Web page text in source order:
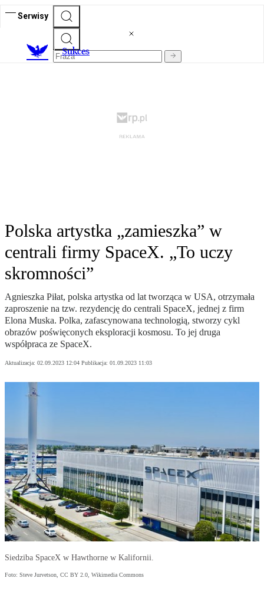
Serwisy
Sukces
Polska artystka „zamieszka” w
centrali firmy SpaceX. „To uczy
skromności”
Agnieszka Piłat, polska artystka od lat tworząca w USA, otrzymała
zaproszenie na tzw. rezydencję do centrali SpaceX, jednej z firm
Elona Muska. Polka, zafascynowana technologią, stworzy cykl
obrazów poświęconych eksploracji kosmosu. To jej druga
współpraca ze SpaceX.
Aktualizacja: 02.09.2023 12:04 Publikacja: 01.09.2023 11:03
Siedziba SpaceX w Hawthorne w Kalifornii.
Foto: Steve Jurvetson, CC BY 2.0, Wikimedia Commons